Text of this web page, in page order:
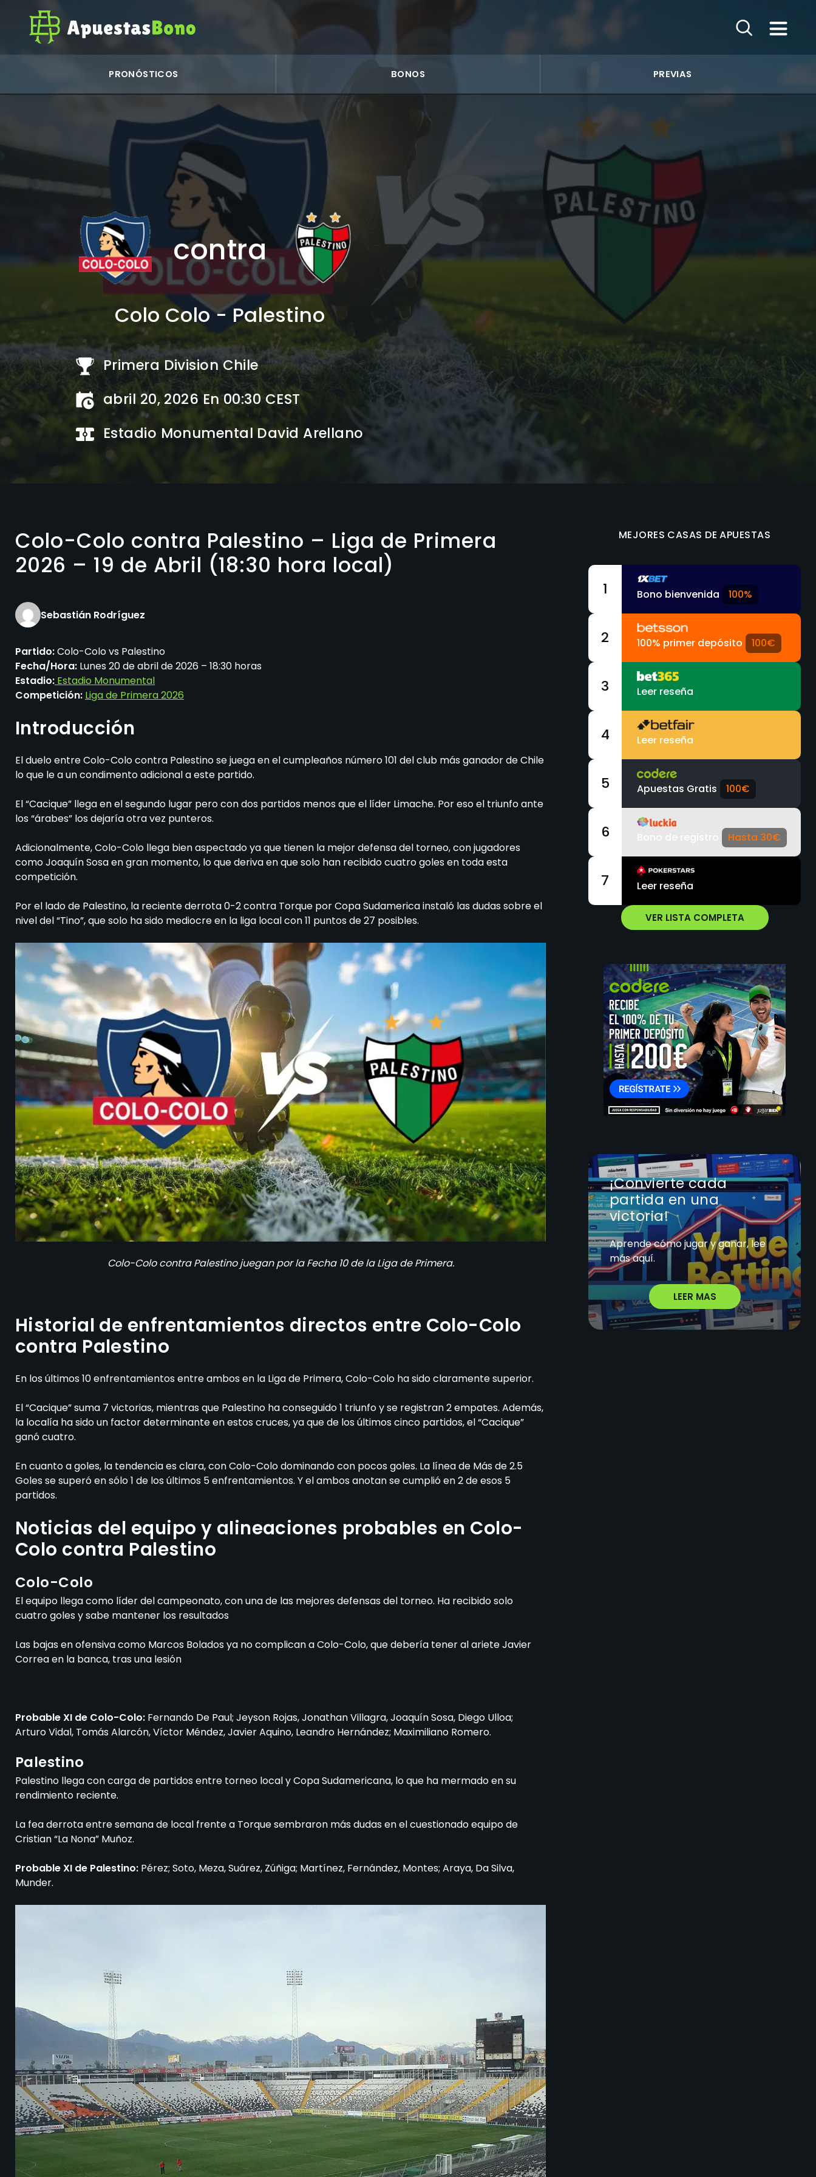
PRONÓSTICOS BONOS PREVIAS
contra
Colo Colo - Palestino
Primera Division Chile
abril 20, 2026 En 00:30 CEST
Estadio Monumental David Arellano
Colo-Colo contra Palestino – Liga de Primera
2026 – 19 de Abril (18:30 hora local)
Sebastián Rodríguez
Partido:Colo-Colo vs Palestino
Fecha/Hora: Lunes 20 de abril de 2026 – 18:30 horas
Estadio: Estadio Monumental
Competición: Liga de Primera 2026
Introducción
El duelo entre Colo-Colo contra Palestino se juega en el cumpleaños número 101 del club más ganador de Chile
lo que le a un condimento adicional a este partido.
El “Cacique” llega en el segundo lugar pero con dos partidos menos que el líder Limache. Por eso el triunfo ante
los “árabes” los dejaría otra vez punteros.
Adicionalmente, Colo-Colo llega bien aspectado ya que tienen la mejor defensa del torneo, con jugadores
como Joaquín Sosa en gran momento, lo que deriva en que solo han recibido cuatro goles en toda esta
competición.
Por el lado de Palestino, la reciente derrota 0-2 contra Torque por Copa Sudamerica instaló las dudas sobre el
nivel del “Tino”, que solo ha sido mediocre en la liga local con 11 puntos de 27 posibles.
Colo-Colo contra Palestino juegan por la Fecha 10 de la Liga de Primera.
Historial de enfrentamientos directos entre Colo-Colo
contra Palestino
En los últimos 10 enfrentamientos entre ambos en la Liga de Primera, Colo-Colo ha sido claramente superior.
El “Cacique” suma 7 victorias, mientras que Palestino ha conseguido 1 triunfo y se registran 2 empates. Además,
la localía ha sido un factor determinante en estos cruces, ya que de los últimos cinco partidos, el “Cacique”
ganó cuatro.
En cuanto a goles, la tendencia es clara, con Colo-Colo dominando con pocos goles. La línea de Más de 2.5
Goles se superó en sólo 1 de los últimos 5 enfrentamientos. Y el ambos anotan se cumplió en 2 de esos 5
partidos.
Noticias del equipo y alineaciones probables en Colo-
Colo contra Palestino
Colo-Colo
El equipo llega como líder del campeonato, con una de las mejores defensas del torneo. Ha recibido solo
cuatro goles y sabe mantener los resultados
Las bajas en ofensiva como Marcos Bolados ya no complican a Colo-Colo, que debería tener al ariete Javier
Correa en la banca, tras una lesión
Probable XI de Colo-Colo: Fernando De Paul; Jeyson Rojas, Jonathan Villagra, Joaquín Sosa, Diego Ulloa;
Arturo Vidal, Tomás Alarcón, Víctor Méndez, Javier Aquino, Leandro Hernández; Maximiliano Romero.
Palestino
Palestino llega con carga de partidos entre torneo local y Copa Sudamericana, lo que ha mermado en su
rendimiento reciente.
La fea derrota entre semana de local frente a Torque sembraron más dudas en el cuestionado equipo de
Cristian “La Nona” Muñoz.
Probable XI de Palestino: Pérez; Soto, Meza, Suárez, Zúñiga; Martínez, Fernández, Montes; Araya, Da Silva,
Munder.
MEJORES CASAS DE APUESTAS
1 Bono bienvenida 100%
2 100% primer depósito 100€
3 Leer reseña
4 Leer reseña
5 Apuestas Gratis 100€
6 Hasta 30€
7 Leer reseña
VER LISTA COMPLETA
¡Convierte cada
partida en una
victoria!
Aprende cómo jugar y ganar, lee
más aquí.
LEER MAS